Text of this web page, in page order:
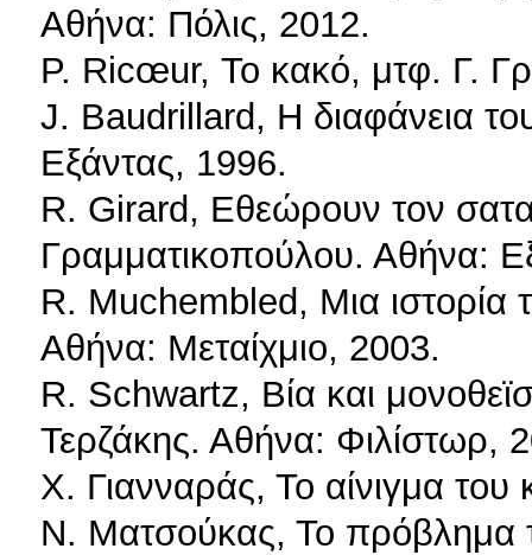
Αθήνα: Πόλις, 2012.
P. Ricœur, Το κακό, μτφ. Γ.
J. Baudrillard, Η διαφάνεια
Εξάντας, 1996.
R. Girard, Εθεώρουν τον
Γραμματικοπούλου. Αθήνα:
R. Muchembled, Μια ιστορία
Αθήνα: Μεταίχμιο, 2003.
R. Schwartz, Βία και
Τερζάκης. Αθήνα: Φιλίστωρ,
Χ. Γιανναράς, Το αίνιγμα
Ν. Ματσούκας, Το πρόβλημα